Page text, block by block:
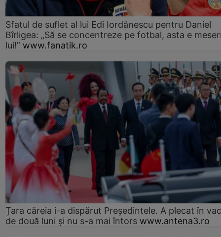
Sfatul de suflet al lui Edi Iordănescu pentru Daniel
Bîrligea: „Să se concentreze pe fotbal, asta e
lui!” www.fanatik.ro
Țara căreia i-a dispărut Președintele. A plecat în
de două luni și nu s-a mai întors www.antena3.ro